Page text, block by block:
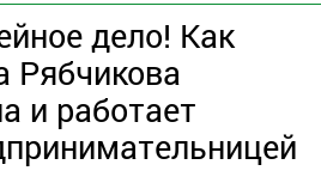
дело! Как
Рябчикова
и работает